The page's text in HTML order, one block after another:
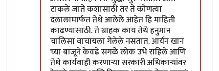
टाकले जाते कशासाठी तर ते कोणत्या
दलालामार्फत तेथे आलेले आहेत हि माहिती
काढण्यासाठी. ते ग्राहक काय तेथे हनुमान
चालिसा वाचायला गेलेले नसतात. आर्यन खान
च्या बाजूने केवढे सगळे लोक उभे राहिले आणि
तेथे कार्यवाही करणाऱ्या सरकारी अधिकाऱ्यांवर